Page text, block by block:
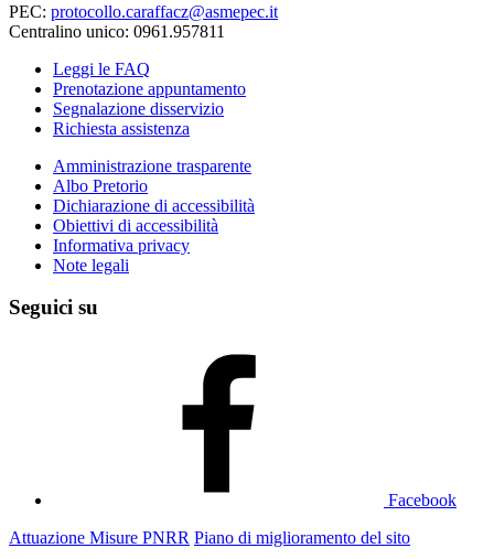
PEC: protocollo.caraffacz@asmepec.it
Centralino unico: 0961.957811
Leggi le FAQ
Prenotazione appuntamento
Segnalazione disservizio
Richiesta assistenza
Amministrazione trasparente
Albo Pretorio
Dichiarazione di accessibilità
Obiettivi di accessibilità
Informativa privacy
Note legali
Seguici su
Facebook
Attuazione Misure PNRR Piano di miglioramento del sito